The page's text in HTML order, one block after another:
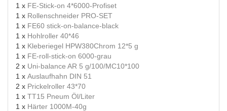
1 x FE-Stick-on 4*6000-Profiset
1 x Rollenschneider PRO-SET
1 x FE60 stick-on-balance-black
1 x Hohlroller 40*46
1 x Kleberiegel HPW380Chrom 12*5 g
1 x FE-roll-stick-on 6000-grau
2 x Uni-balance AR 5 g/100/MC10*100
1 x Auslaufhahn DIN 51
2 x Prickelroller 43*70
1 x TT15 Pneum Öl/Liter
1 x Härter 1000M-40g